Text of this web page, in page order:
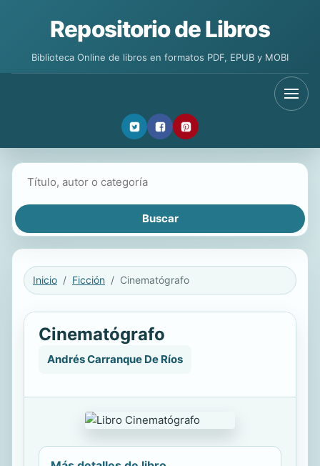
Repositorio de Libros
Biblioteca Online de libros en formatos PDF, EPUB y MOBI
Inicio Ficción Cinematógrafo
Cinematógrafo
Andrés Carranque De Ríos